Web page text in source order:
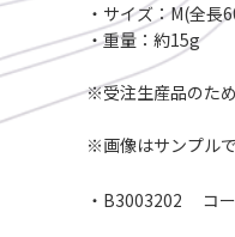
・サイズ：M(全
・重量：約15g
※受注生産品のた
※画像はサンプル
・B3003202 コ